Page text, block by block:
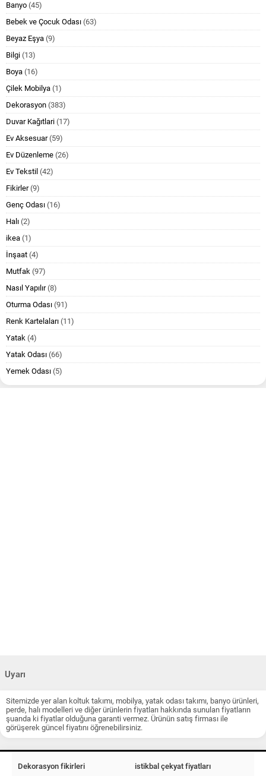
Banyo (45)
Bebek ve Çocuk Odası (63)
Beyaz Eşya (9)
Bilgi (13)
Boya (16)
Çilek Mobilya (1)
Dekorasyon (383)
Duvar Kağıtlari (17)
Ev Aksesuar(59)
Ev Düzenleme (26)
Ev Tekstil (42)
Fikirler(9)
Genç Odası (16)
Halı (2)
ikea (1)
İnşaat (4)
Mutfak (97)
Nasıl Yapılır(8)
Oturma Odası (91)
Renk Kartelaları (11)
Yatak (4)
Yatak Odası (66)
Yemek Odası (5)
Uyarı
Sitemizde yer alan koltuk takımı, mobilya, yatak odası takımı, banyo ürünleri,
perde, halı modelleri ve diğer ürünlerin fiyatları hakkında sunulan fiyatların
şuanda ki fiyatlar olduğuna garanti vermez. Ürünün satış firması ile
görüşerek güncel fiyatını öğrenebilirsiniz.
Dekorasyon fikirleri istikbal çekyat fiyatları